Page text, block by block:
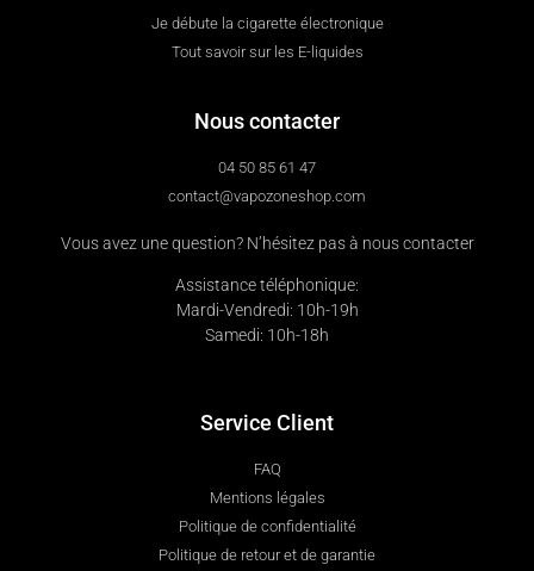
Je débute la cigarette électronique
Tout savoir sur les E-liquides
Nous contacter
04 50 85 61 47
contact@vapozoneshop.com
Vous avez une question? N’hésitez pas à nous contacter
Assistance téléphonique:
Mardi-Vendredi: 10h-19h
Samedi: 10h-18h
Service Client
FAQ
Mentions légales
Politique de confidentialité
Politique de retour et de garantie